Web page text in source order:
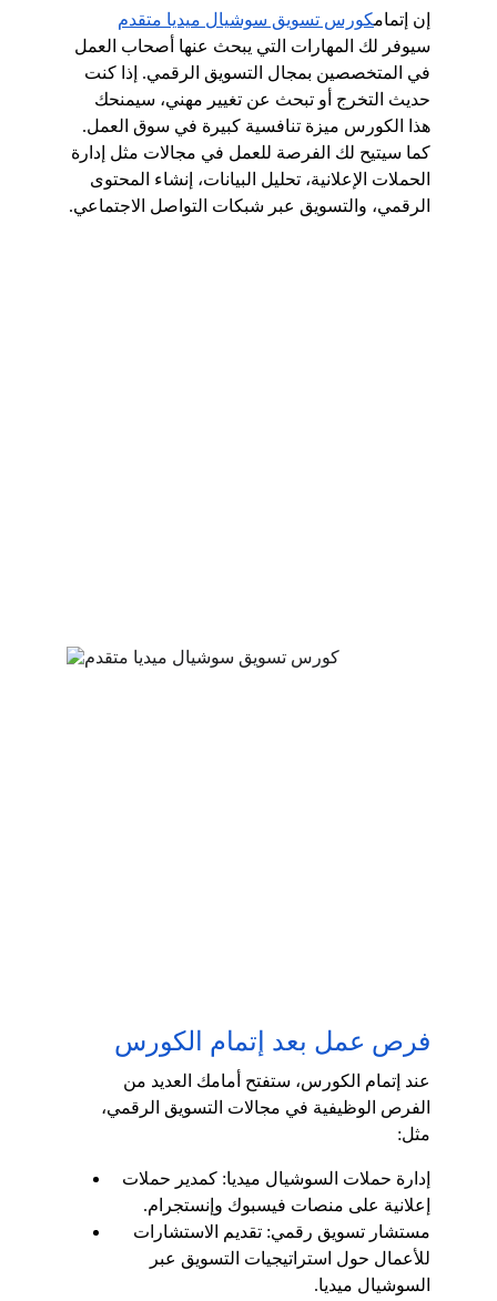
إن إتمامكورس تسويق سوشيال ميديا متقدم
سيوفر لك المهارات التي يبحث عنها أصحاب العمل
في المتخصصين بمجال التسويق الرقمي. إذا كنت
حديث التخرج أو تبحث عن تغيير مهني، سيمنحك
هذا الكورس ميزة تنافسية كبيرة في سوق العمل.
كما سيتيح لك الفرصة للعمل في مجالات مثل إدارة
الحملات الإعلانية، تحليل البيانات، إنشاء المحتوى
الرقمي، والتسويق عبر شبكات التواصل الاجتماعي.
فرص عمل بعد إتمام الكورس
عند إتمام الكورس، ستفتح أمامك العديد من
الفرص الوظيفية في مجالات التسويق الرقمي،
مثل:
إدارة حملات السوشيال ميديا: كمدير حملات
إعلانية على منصات فيسبوك وإنستجرام.
مستشار تسويق رقمي: تقديم الاستشارات
للأعمال حول استراتيجيات التسويق عبر
السوشيال ميديا.